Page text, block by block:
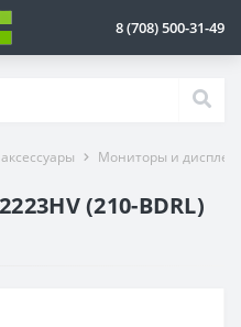
8 (708) 500-31-49
Мониторы и дисплеи
(210-BDRL)